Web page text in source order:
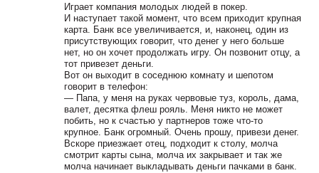
Играет компания молодых людей в покер.
И наступает такой момент, что всем приходит крупная
карта. Банк все увеличивается, и, наконец, один из
присутствующих говорит, что денег у него больше
нет, но он хочет продолжать игру. Он позвонит отцу, а
тот привезет деньги.
Вот он выходит в соседнюю комнату и шепотом
говорит в телефон:
— Папа, у меня на руках червовые туз, король, дама,
валет, десятка флеш рояль. Меня никто не может
побить, но к счастью у партнеров тоже что-то
крупное. Банк огромный. Очень прошу, привези денег.
Вскоре приезжает отец, подходит к столу, молча
смотрит карты сына, молча их закрывает и так же
молча начинает выкладывать деньги пачками в банк.